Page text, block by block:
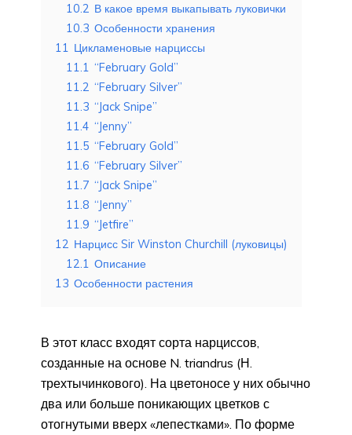
10.2 В какое время выкапывать луковички
10.3 Особенности хранения
11 Цикламеновые нарциссы
11.1 “February Gold”
11.2 “February Silver”
11.3 “Jack Snipe”
11.4 “Jenny”
11.5 “February Gold”
11.6 “February Silver”
11.7 “Jack Snipe”
11.8 “Jenny”
11.9 “Jetfire”
12 Нарцисс Sir Winston Churchill (луковицы)
12.1 Описание
13 Особенности растения
В этот класс входят сорта нарциссов,
созданные на основе N. triandrus (Н.
трехтычинкового). На цветоносе у них обычно
два или больше поника­ющих цветков с
отогнутыми вверх «лепестками». По форме